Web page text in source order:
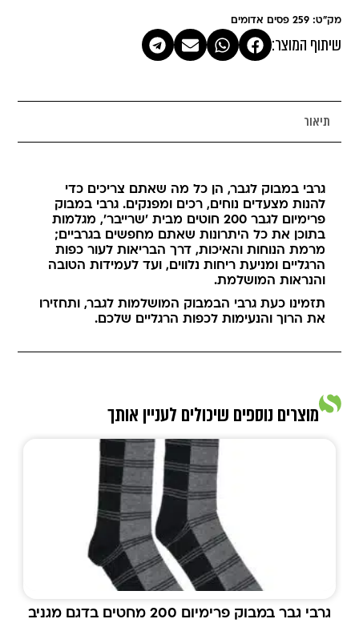
מק"ט: 259 פסים אדומים
שיתוף המוצר:
תיאור
גרבי במבוק לגבר, הן כל מה שאתם צריכים כדי
להנות מצעדים נוחים, רכים ומפנקים. גרבי במבוק
פרימיום לגבר 200 חוטים מבית 'שרייבר', מגלמות
בתוכן את כל היתרונות שאתם מחפשים בגרביים;
מרמת הנוחות והאיכות, דרך הבריאות לעור כפות
הרגליים ומניעת ריחות נלווים, ועד לעמידות הטובה
והנראות המושלמת.
תזמינו כעת גרבי הבמבוק המושלמות לגבר, ותחזירו
את הרוך והנעימות לכפות הרגליים שלכם.
מוצרים נוספים שיכולים לעניין אותך
גרבי גבר במבוק פרימיום 200 מחטים בדגם מגניב